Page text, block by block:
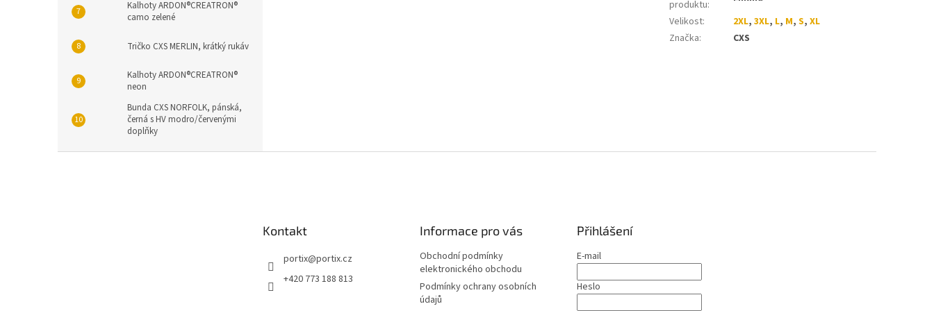
Kalhoty ARDON®CREATRON®
camo zelené
Tričko CXS MERLIN, krátký rukáv
Kalhoty ARDON®CREATRON®
neon
Bunda CXS NORFOLK, pánská,
černá s HV modro/červenými
doplňky
produktu:
Velikost: 2XL,3XL, L, M,S,XL
Značka: CXS
Kontakt
portix@portix.cz
+420 773 188 813
Informace pro vás
Obchodní podmínky
elektronického obchodu
Podmínky ochrany osobních
údajů
Přihlášení
E-mail
Heslo